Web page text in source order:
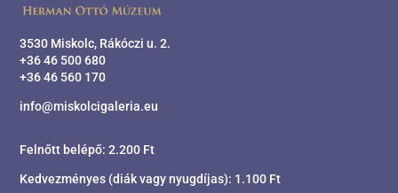
3530 Miskolc, Rákóczi u. 2.
+36 46 500 680
+36 46 560 170
info@miskolcigaleria.eu
Felnőtt belépő: 2.200 Ft
Kedvezményes (diák vagy nyugdíjas): 1.100 Ft